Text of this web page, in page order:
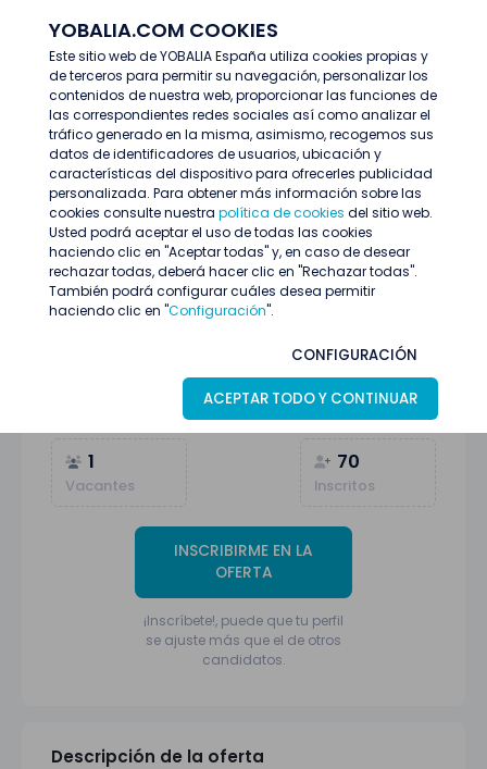
YOBALIA.COM COOKIES
Este sitio web de YOBALIA España utiliza cookies propias y
de terceros para permitir su navegación, personalizar los
contenidos de nuestra web, proporcionar las funciones de
las correspondientes redes sociales así como analizar el
tráfico generado en la misma, asimismo, recogemos sus
datos de identificadores de usuarios, ubicación y
características del dispositivo para ofrecerles publicidad
personalizada. Para obtener más información sobre las
cookies consulte nuestra política de cookies del sitio web.
Usted podrá aceptar el uso de todas las cookies
haciendo clic en "Aceptar todas" y, en caso de desear
rechazar todas, deberá hacer clic en "Rechazar todas".
También podrá configurar cuáles desea permitir
haciendo clic en "Configuración".
CONFIGURACIÓN
ACEPTAR TODO Y CONTINUAR
Últimas ofertas
RECEPCIONISTA (SUSTITUCION) - El Prat de Llobregat
RECEPCIONISTA (SUSTITUCION) - El Prat
Julio Atención al público
1
Vacantes
70
Inscritos
INSCRIBIRME EN LA
OFERTA
¡Inscríbete!, puede que tu perfil
se ajuste más que el de otros
candidatos.
Descripción de la oferta